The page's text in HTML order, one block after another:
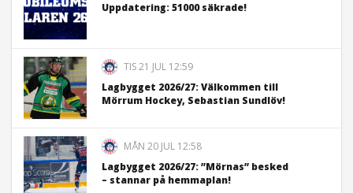
Uppdatering: 51000 säkrade!
TIS 21 JUL 12:59
Lagbygget 2026/27: Välkommen till
Mörrum Hockey, Sebastian Sundlöv!
MÅN 20 JUL 12:58
Lagbygget 2026/27: ”Mörnas” besked
– stannar på hemmaplan!